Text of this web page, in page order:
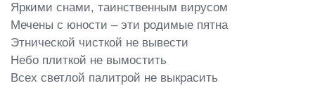
Яркими снами, таинственным вирусом
Мечены с юности – эти родимые пятна
Этнической чисткой не вывести
Небо плиткой не вымостить
Всех светлой палитрой не выкрасить